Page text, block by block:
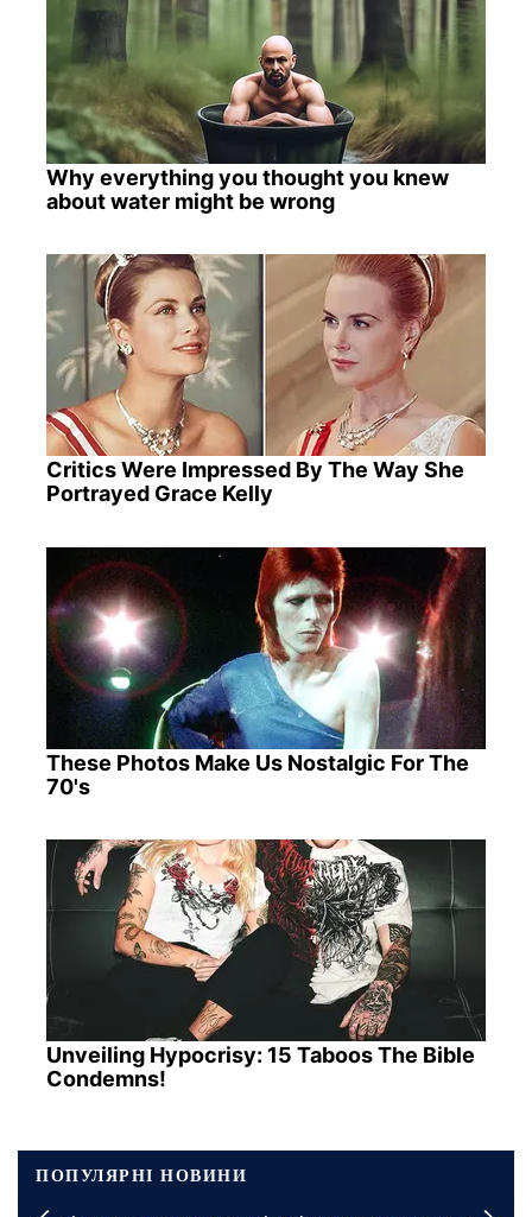
Why everything you thought you knew
about water might be wrong
Critics Were Impressed By The Way She
Portrayed Grace Kelly
These Photos Make Us Nostalgic For The
70's
Unveiling Hypocrisy: 15 Taboos The Bible
Condemns!
ПОПУЛЯРНІ НОВИНИ